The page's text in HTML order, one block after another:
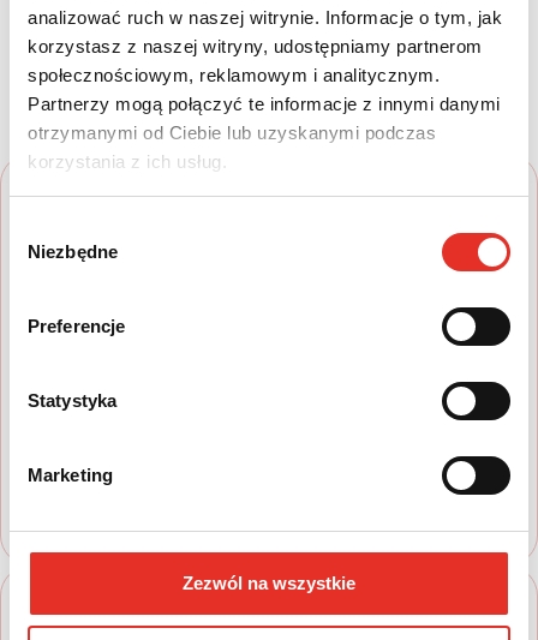
analizować ruch w naszej witrynie. Informacje o tym, jak
korzystasz z naszej witryny, udostępniamy partnerom
społecznościowym, reklamowym i analitycznym.
Partnerzy mogą połączyć te informacje z innymi danymi
otrzymanymi od Ciebie lub uzyskanymi podczas
korzystania z ich usług.
zgody
Niezbędne
Preferencje
Statystyka
Marketing
Zezwól na wszystkie
Twój nowy samochód w kilku
prostych krokach